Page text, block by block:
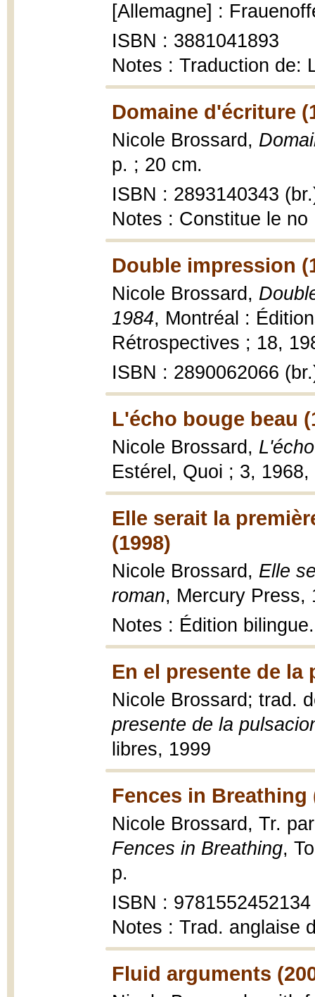
[Allemagne] :
ISBN : 3881041893
Notes : Traduction de:
Domaine d'écriture
Nicole Brossard,
p. ; 20 cm.
ISBN : 2893140343
Notes : Constitue le
Double impression
Nicole Brossard,
1984, Montréal :
Rétrospectives ; 18,
ISBN : 2890062066
L'écho bouge beau
Nicole Brossard,
Estérel, Quoi ; 3,
Elle serait la
(1998)
Nicole Brossard, Elle
roman, Mercury Press,
Notes : Édition
En el presente de la
Nicole Brossard; trad.
presente de la
libres, 1999
Fences in Breathing
Nicole Brossard, Tr.
Fences in Breathing,
p.
ISBN : 9781552452134
Notes : Trad. anglaise
Fluid arguments